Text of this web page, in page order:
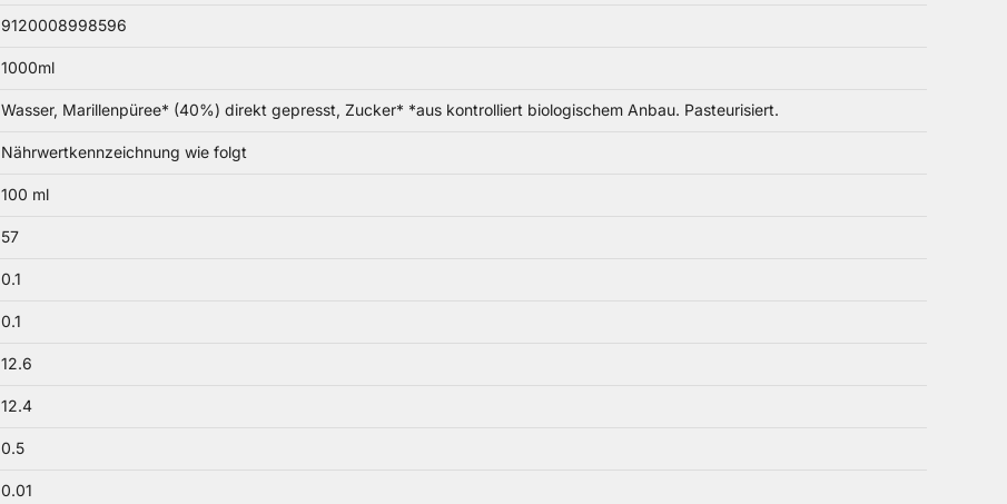
9120008998596
1000ml
Wasser, Marillenpüree* (40%) direkt gepresst, Zucker* *aus kontrolliert biologischem Anbau. Pasteurisiert.
Nährwertkennzeichnung wie folgt
100 ml
57
0.1
0.1
12.6
12.4
0.5
0.01